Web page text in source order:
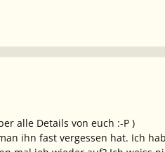
alle Details von euch :-P )
ihn fast vergessen hat. Ich